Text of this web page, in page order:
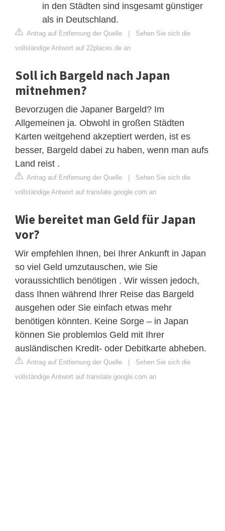
in den Städten sind insgesamt günstiger
als in Deutschland.
Antrag auf Entfernung der Quelle | Sehen Sie sich die
vollständige Antwort auf 22places.de an
Soll ich Bargeld nach Japan
mitnehmen?
Bevorzugen die Japaner Bargeld? Im
Allgemeinen ja. Obwohl in großen Städten
Karten weitgehend akzeptiert werden, ist es
besser, Bargeld dabei zu haben, wenn man aufs
Land reist .
Antrag auf Entfernung der Quelle | Sehen Sie sich die
vollständige Antwort auf translate.google.com an
Wie bereitet man Geld für Japan
vor?
Wir empfehlen Ihnen, bei Ihrer Ankunft in Japan
so viel Geld umzutauschen, wie Sie
voraussichtlich benötigen . Wir wissen jedoch,
dass Ihnen während Ihrer Reise das Bargeld
ausgehen oder Sie einfach etwas mehr
benötigen könnten. Keine Sorge – in Japan
können Sie problemlos Geld mit Ihrer
ausländischen Kredit- oder Debitkarte abheben.
Antrag auf Entfernung der Quelle | Sehen Sie sich die
vollständige Antwort auf translate.google.com an